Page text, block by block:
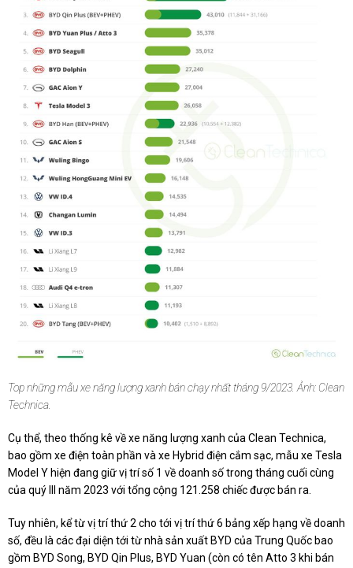
Top những mẫu xe năng lượng xanh bán chạy nhất tháng 9/2023. Ảnh: Clean
Technica.
Cụ thể, theo thống kê về xe năng lượng xanh của Clean Technica,
bao gồm xe điện toàn phần và xe Hybrid điện cắm sạc, mẫu xe Tesla
Model Y hiện đang giữ vị trí số 1 về doanh số trong tháng cuối cùng
của quý III năm 2023 với tổng cộng 121.258 chiếc được bán ra.
Tuy nhiên, kể từ vị trí thứ 2 cho tới vị trí thứ 6 bảng xếp hạng về doanh
số, đều là các đại diện tới từ nhà sản xuất BYD của Trung Quốc bao
gồm BYD Song, BYD Qin Plus, BYD Yuan (còn có tên Atto 3 khi bán